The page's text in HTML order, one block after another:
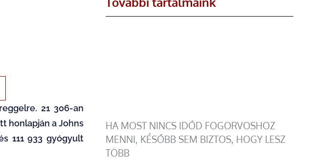
21 306-an
honlapján a Johns
111 933 gyógyult
HA MOST NINCS IDŐD FOGORVOSHOZ
MENNI, KÉSŐBB SEM BIZTOS, HOGY LESZ
TÖBB